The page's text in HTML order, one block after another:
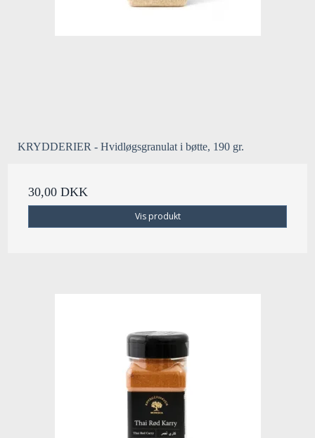
KRYDDERIER - Hvidløgsgranulat i bøtte, 190 gr.
30,00 DKK
Vis produkt